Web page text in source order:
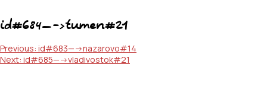
id#684—->tumen#21
Навигация
по
Previous: id#683—->nazarovo#14
Next: id#685—->vladivostok#21